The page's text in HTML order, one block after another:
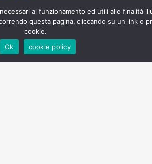
Dai formaggi prelibati ai
campo, ogni assaggio
Sosteniamo l’economia
al funzionamento ed utili alle finalità
questa pagina, cliccando su un link o
cookie.
Ok
cookie policy